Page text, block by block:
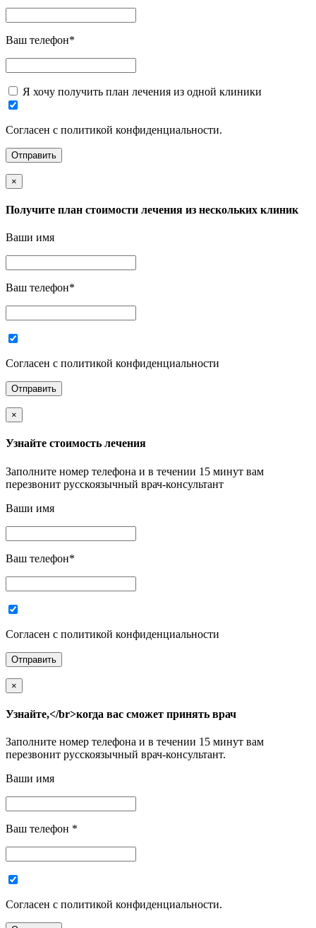
Ваш телефон*
Я хочу получить план лечения из одной клиники
Согласен с политикой конфиденциальности.
×
Получите план стоимости лечения из нескольких клиник
Ваши имя
Ваш телефон*
Согласен с политикой конфиденциальности
×
Узнайте стоимость лечения
Заполните номер телефона и в течении 15 минут вам
перезвонит русскоязычный врач-консультант
Ваши имя
Ваш телефон*
Согласен с политикой конфиденциальности
×
Узнайте,</br>когда вас сможет принять врач
Заполните номер телефона и в течении 15 минут вам
перезвонит русскоязычный врач-консультант.
Ваши имя
Ваш телефон *
Согласен с политикой конфиденциальности.